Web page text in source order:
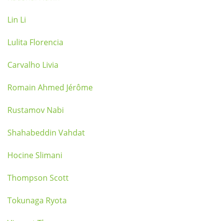
Lin Li
Lulita Florencia
Carvalho Livia
Romain Ahmed Jérôme
Rustamov Nabi
Shahabeddin Vahdat
Hocine Slimani
Thompson Scott
Tokunaga Ryota